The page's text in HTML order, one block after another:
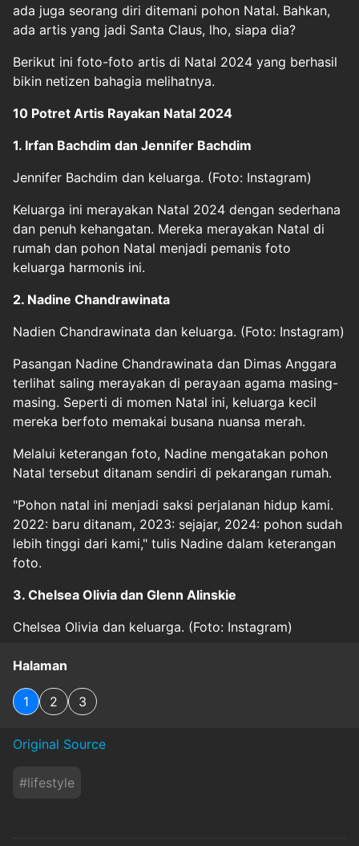
ada juga seorang diri ditemani pohon Natal. Bahkan,
ada artis yang jadi Santa Claus, lho, siapa dia?
Berikut ini foto-foto artis di Natal 2024 yang berhasil
bikin netizen bahagia melihatnya.
10 Potret Artis Rayakan Natal 2024
1. Irfan Bachdim dan Jennifer Bachdim
Jennifer Bachdim dan keluarga. (Foto: Instagram)
Keluarga ini merayakan Natal 2024 dengan sederhana
dan penuh kehangatan. Mereka merayakan Natal di
rumah dan pohon Natal menjadi pemanis foto
keluarga harmonis ini.
2. Nadine Chandrawinata
Nadien Chandrawinata dan keluarga. (Foto: Instagram)
Pasangan Nadine Chandrawinata dan Dimas Anggara
terlihat saling merayakan di perayaan agama masing-
masing. Seperti di momen Natal ini, keluarga kecil
mereka berfoto memakai busana nuansa merah.
Melalui keterangan foto, Nadine mengatakan pohon
Natal tersebut ditanam sendiri di pekarangan rumah.
"Pohon natal ini menjadi saksi perjalanan hidup kami.
2022: baru ditanam, 2023: sejajar, 2024: pohon sudah
lebih tinggi dari kami," tulis Nadine dalam keterangan
foto.
3. Chelsea Olivia dan Glenn Alinskie
Chelsea Olivia dan keluarga. (Foto: Instagram)
Halaman
1 2 3
Original Source
#lifestyle